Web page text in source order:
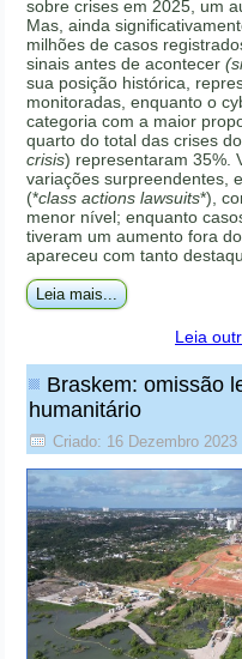
sobre crises em 2025, um
Mas, ainda
milhões de casos
sinais antes de acontecer
sua posição histórica,
monitoradas, enquanto o
categoria com a maior
quarto do total das crises
crisis) representaram 35%.
variações surpreendentes,
(*class actions lawsuits*),
menor nível; enquanto
tiveram um aumento fora
apareceu com tanto
Leia mais...
Leia
Braskem: omissão
humanitário
Criado: 16 Dezembro 2023